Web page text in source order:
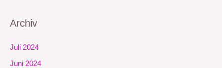
Archiv
Juli 2024
Juni 2024